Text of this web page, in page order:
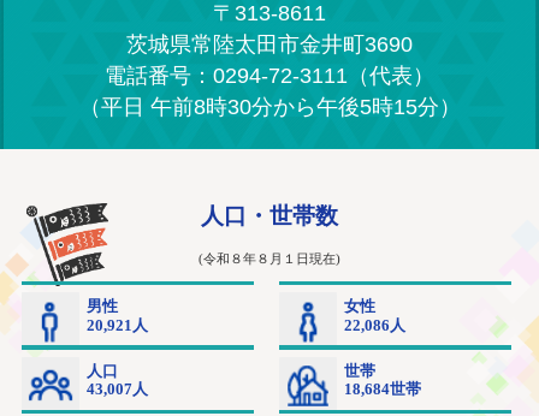
〒313-8611
茨城県常陸太田市金井町3690
電話番号：0294-72-3111（代表）
（平日 午前8時30分から午後5時15分）